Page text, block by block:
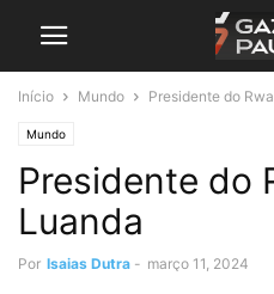
Início Mundo Presidente do
Mundo
Presidente do
Luanda
Por Isaias Dutra - março 11, 2024